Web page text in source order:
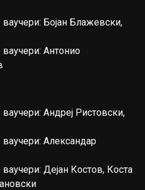
Бојан Блажевски,
Антонио
Андреј Ристовски,
Александар
Дејан Костов, Коста